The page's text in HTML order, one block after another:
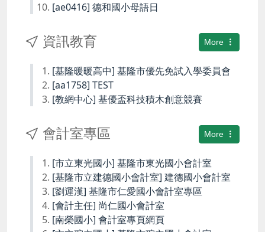
[ae0416] 德和國小母語日
More
資訊教育
[基隆暖暖高中] 基隆市優先免試入學委員會
[aa1758] TEST
[教網中心] 基優盃科技積木創意競賽
More
會計室專區
[市立東光國小] 基隆市東光國小會計室
[基隆市立建德國小會計室] 建德國小會計室
[劉運漢] 基隆市仁愛國小會計室專區
[會計主任] 尚仁國小會計室
[南榮國小] 會計室專頁網頁